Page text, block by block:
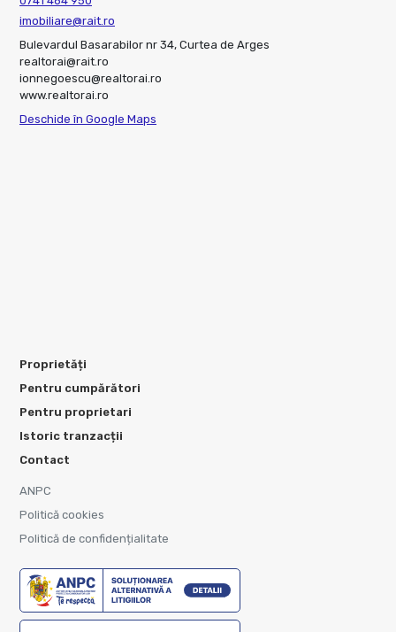
imobiliare@rait.ro
Bulevardul Basarabilor nr 34, Curtea de Arges
realtorai@rait.ro
ionnegoescu@realtorai.ro
www.realtorai.ro
Deschide în Google Maps
Proprietăți
Pentru cumpărători
Pentru proprietari
Istoric tranzacții
Contact
ANPC
Politică cookies
Politică de confidențialitate